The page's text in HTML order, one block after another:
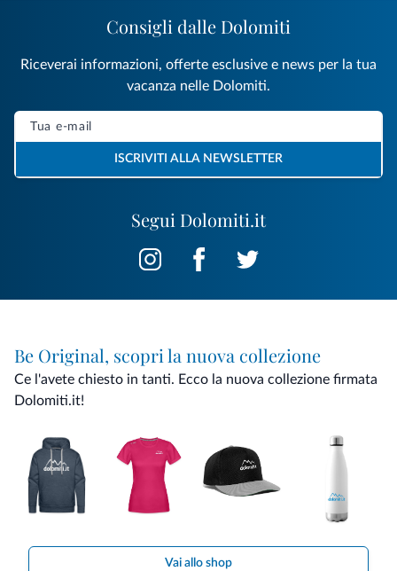
Segui Dolomiti.it
Consigli dalle Dolomiti
Riceverai informazioni, offerte esclusive e news per la tua
vacanza nelle Dolomiti.
ISCRIVITI ALLA NEWSLETTER
Be Original, scopri la nuova collezione
Ce l'avete chiesto in tanti. Ecco la nuova collezione firmata
Dolomiti.it!
Vai allo shop